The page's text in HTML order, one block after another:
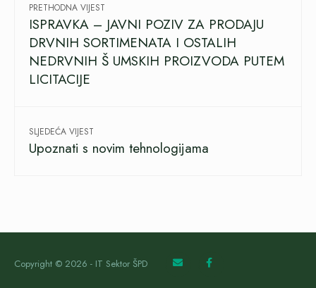
PRETHODNA VIJEST
ISPRAVKA – JAVNI POZIV ZA PRODAJU
DRVNIH SORTIMENATA I OSTALIH
NEDRVNIH Š UMSKIH PROIZVODA PUTEM
LICITACIJE
SLJEDEĆA VIJEST
Upoznati s novim tehnologijama
Copyright © 2026 - IT Sektor ŠPD